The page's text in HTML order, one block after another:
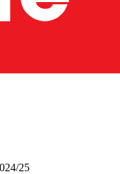
25